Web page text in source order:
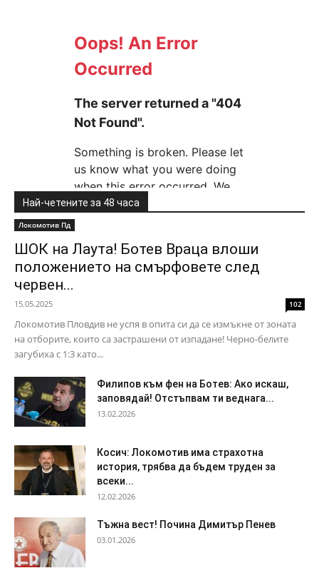
Най-четените за 48 часа
Локомотив Пд
ШОК на Лаута! Ботев Враца влоши
положението на смърфовете след
червен...
15.05.2025 102
Локомотив Пловдив не успя в опита си да се измъкне от зоната
на отборите, които са застрашени от изпадане! Черно-белите
загубиха с 1:3 като...
Филипов към фен на Ботев: Ако искаш,
заповядай! Отстъпвам ти веднага...
13.02.2026
Косич: Локомотив има страхотна
история, трябва да бъдем труден за
всеки...
12.02.2026
Тъжна вест! Почина Димитър Пенев
03.01.2026